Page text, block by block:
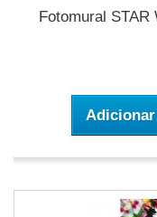
Fotomural STAR